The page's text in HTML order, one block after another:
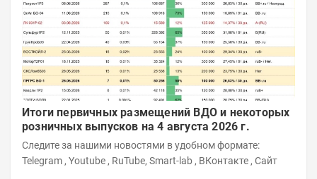
Итоги первичных размещений ВДО и некоторых
розничных выпусков на 4 августа 2026 г.
Следите за нашими новостями в удобном формате:
Telegram , Youtube , RuTube, Smart-lab , ВКонтакте , Сайт